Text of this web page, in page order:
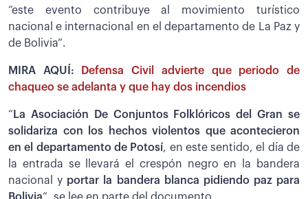
“este evento contribuye al movimiento turístico
nacional e internacional en el departamento de La Paz y
de Bolivia”.
MIRA AQUÍ:
Defensa Civil advierte que periodo de
chaqueo se adelanta y que hay dos incendios
“ La Asociación De Conjuntos Folklóricos del Gran se
solidariza con los hechos violentos que acontecieron
en el departamento de Potosí, en este sentido, el día de
la entrada se llevará el crespón negro en la bandera
nacional y portar la bandera blanca pidiendo paz para
Bolivia”, se lee en parte del documento.